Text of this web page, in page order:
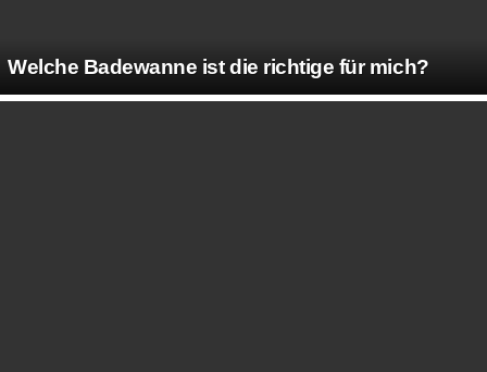
Welche Badewanne ist die richtige für mich?